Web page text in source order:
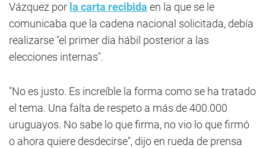
Vázquez por la carta recibida en la que se le
comunicaba que la cadena nacional solicitada, debía
realizarse "el primer día hábil posterior a las
elecciones internas".
"No es justo. Es increíble la forma como se ha tratado
el tema. Una falta de respeto a más de 400.000
uruguayos. No sabe lo que firma, no vio lo que firmó
o ahora quiere desdecirse", dijo en rueda de prensa